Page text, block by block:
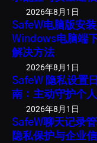
2026年8月1日
SafeW电脑版安
Windows电脑端
解决方法
2026年8月1日
SafeW 隐私设置
南：主动守护个
2026年8月1日
SafeW聊天记录
隐私保护与企业